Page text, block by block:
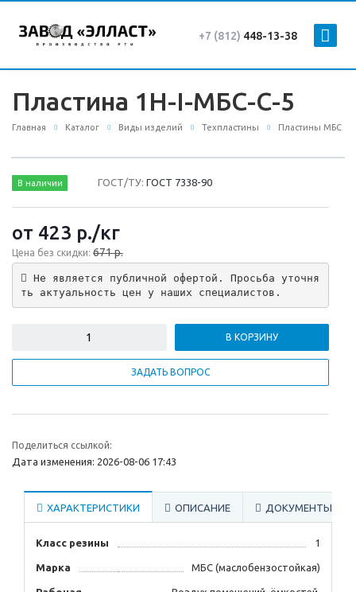
+7 (812) 448-13-38
Пластина 1Н-I-МБС-С-5
Главная Каталог Виды изделий Техпластины Пластины МБС
В наличии ГОСТ/ТУ:ГОСТ 7338-90
от 423 р./кг
Цена без скидки: 671 р.
Не является публичной офертой. Просьба уточня
ть актуальность цен у наших специалистов.
В КОРЗИНУ
ЗАДАТЬ ВОПРОС
Поделиться ссылкой:
Дата изменения: 2026-08-06 17:43
ХАРАКТЕРИСТИКИ ОПИСАНИЕ ДОКУМЕНТЫ
Класс резины 1
Марка МБС (маслобензостойкая)